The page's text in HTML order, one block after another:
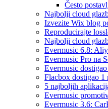
Često
Najbolji cloud
Izvezite Wix blog
Reproducirajte
Najbolji cloud
Evermusic 6.8:
Evermusic Pro na
Evermusic
Flacbox dostigao
5 najboljih
Evermusic
Evermusic 3.6: